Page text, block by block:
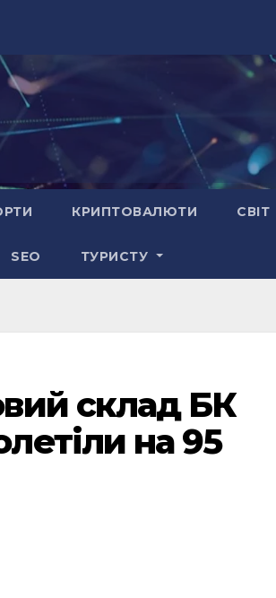
КРИПТОВАЛЮТИ СВІТ
SEO ТУРИСТУ
склад БК
на 95